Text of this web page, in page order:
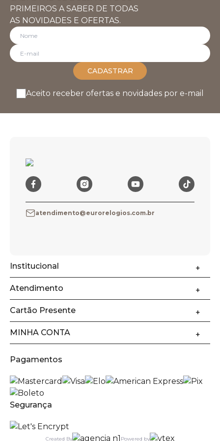
PRIMEIROS A SABER DE TODAS
AS NOVIDADES E OFERTAS.
CADASTRAR
Aceito receber ofertas e novidades por e-mail
atendimento@eurorelogios.com.br
Institucional
Atendimento
Cartão Presente
MINHA CONTA
Pagamentos
Segurança
Created By Powered by